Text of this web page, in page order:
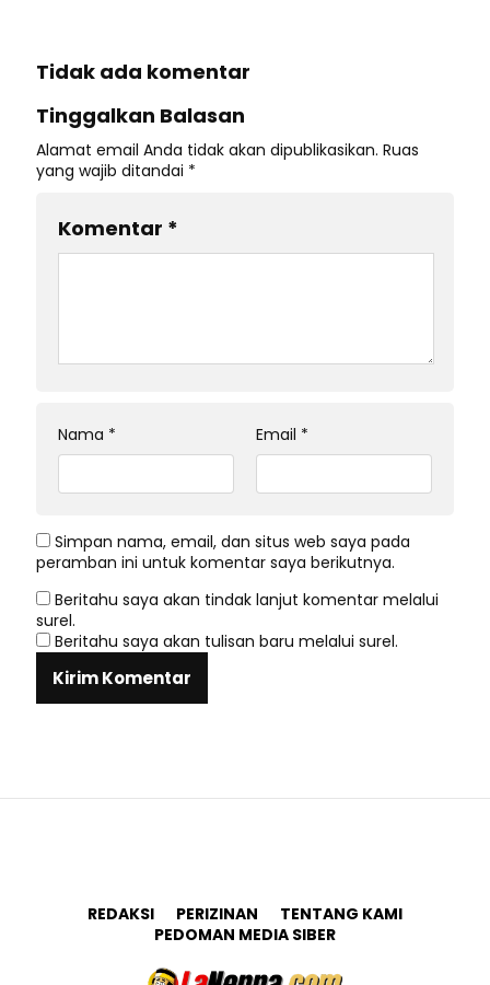
Tidak ada komentar
Tinggalkan Balasan
Alamat email Anda tidak akan dipublikasikan. Ruas
yang wajib ditandai *
Komentar *
Nama * Email *
Simpan nama, email, dan situs web saya pada
peramban ini untuk komentar saya berikutnya.
Beritahu saya akan tindak lanjut komentar melalui
surel.
Beritahu saya akan tulisan baru melalui surel.
REDAKSI PERIZINAN
TENTANG KAMI
PEDOMAN MEDIA SIBER